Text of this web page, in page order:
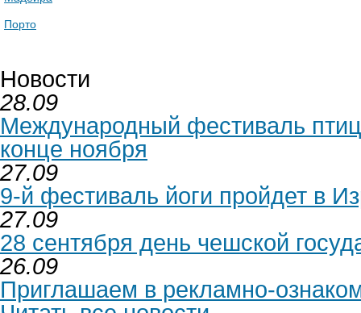
Порто
Новости
28.09
Международный фестиваль
конце ноября
27.09
9-й фестиваль йоги пройдет в
27.09
28 сентября день чешской
26.09
Приглашаем в рекламно-